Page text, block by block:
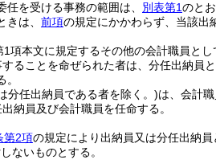
を受ける事務の範囲は、 別表第1のと
は、 前項の規定にかかわらず、当該出
項本文に規定するその他の会計職員とし
ることを命ぜられた者は、分任出納員と
分任出納員である者を除く。)は、会計職
納員及び会計職員を任命する。
第2項の規定により出納員又は分任出納
ないものとする。